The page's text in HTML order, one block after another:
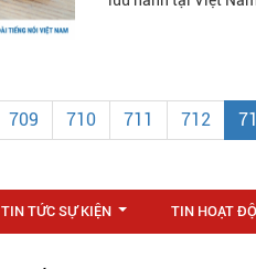
709 710 711 712
TIN TỨC SỰ KIỆN TIN HOẠT